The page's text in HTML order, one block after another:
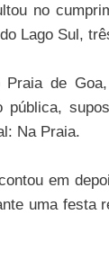
no
Lago Sul,
de
pública,
Na Praia.
em
uma